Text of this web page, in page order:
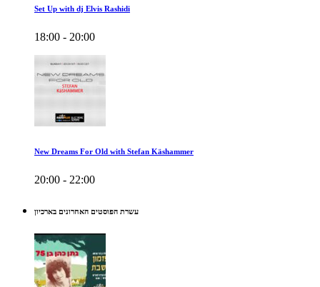
Set Up with dj Elvis Rashidi
18:00 - 20:00
New Dreams For Old with Stefan Käshammer
20:00 - 22:00
עשרת הפוסטים האחרונים בארכיון